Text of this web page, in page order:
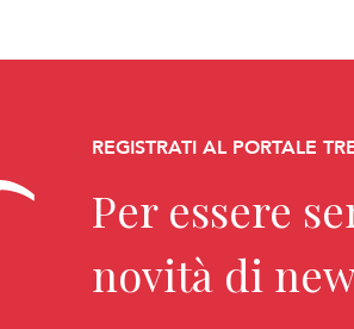
REGISTRATI AL PORTALE
Per essere
novità di